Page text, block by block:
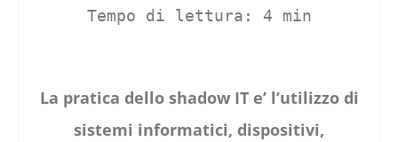
Tempo di lettura: 4 min
La pratica dello shadow IT e’ l’utilizzo di
sistemi informatici, dispositivi,